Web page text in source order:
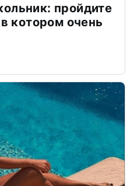
пройдите
котором очень